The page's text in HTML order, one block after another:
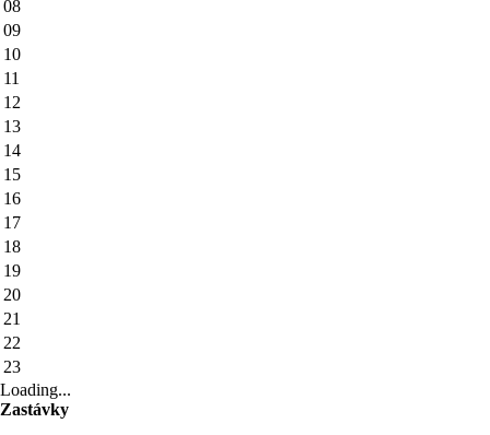
08
09
10
11
12
13
14
15
16
17
18
19
20
21
22
23
Loading...
Zastávky